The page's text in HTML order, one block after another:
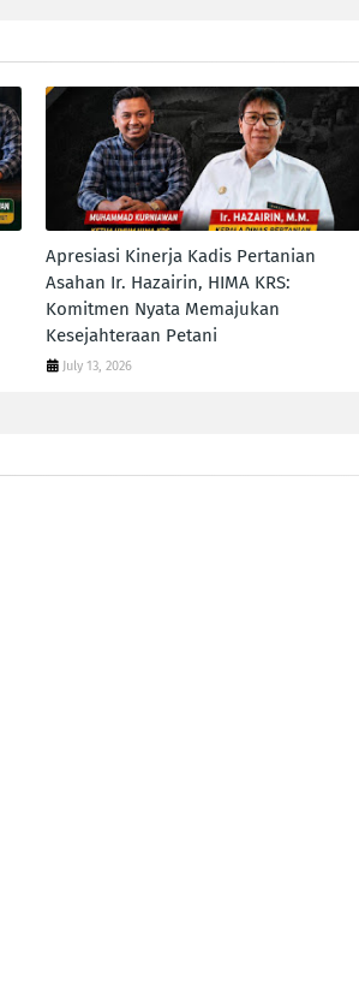
Apresiasi Kinerja Kadis Pertanian
Asahan Ir. Hazairin, HIMA KRS:
Komitmen Nyata Memajukan
Kesejahteraan Petani
July 13, 2026